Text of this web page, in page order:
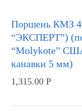
Поршень КМЗ
“ЭКСПЕРТ”)
“Molykote”
канавки 5 мм)
1,315.00Р